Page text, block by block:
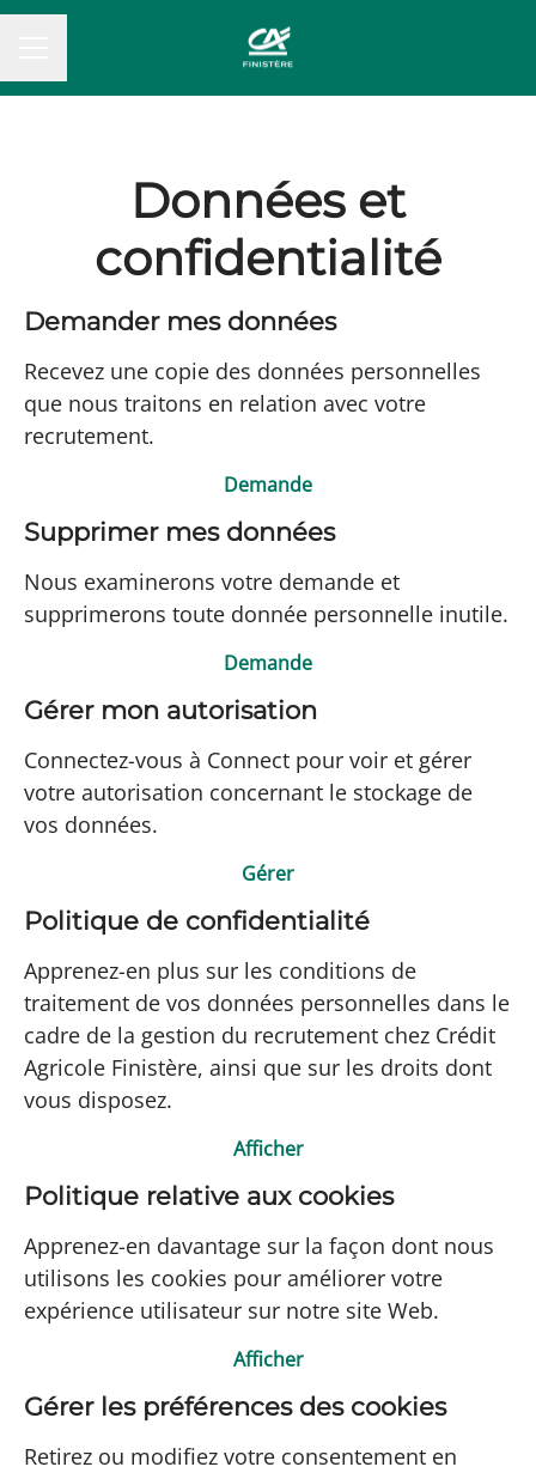
Données et
confidentialité
Demander mes données
Recevez une copie des données personnelles
que nous traitons en relation avec votre
recrutement.
Demande
Supprimer mes données
Nous examinerons votre demande et
supprimerons toute donnée personnelle inutile.
Demande
Gérer mon autorisation
Connectez-vous à Connect pour voir et gérer
votre autorisation concernant le stockage de
vos données.
Gérer
Politique de confidentialité
Apprenez-en plus sur les conditions de
traitement de vos données personnelles dans le
cadre de la gestion du recrutement chez Crédit
Agricole Finistère, ainsi que sur les droits dont
vous disposez.
Afficher
Politique relative aux cookies
Apprenez-en davantage sur la façon dont nous
utilisons les cookies pour améliorer votre
expérience utilisateur sur notre site Web.
Afficher
Gérer les préférences des cookies
Retirez ou modifiez votre consentement en